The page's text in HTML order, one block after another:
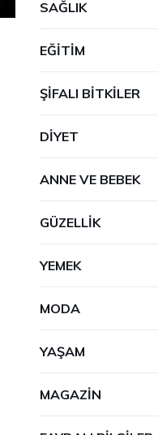
SAĞLIK
EĞITIM
ŞIFALI BITKILER
DIYET
ANNE VE BEBEK
GÜZELLIK
YEMEK
MODA
YAŞAM
MAGAZIN